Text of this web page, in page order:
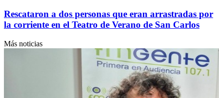
Rescataron a dos personas que eran arrastradas por
la corriente en el Teatro de Verano de San Carlos
Más noticias